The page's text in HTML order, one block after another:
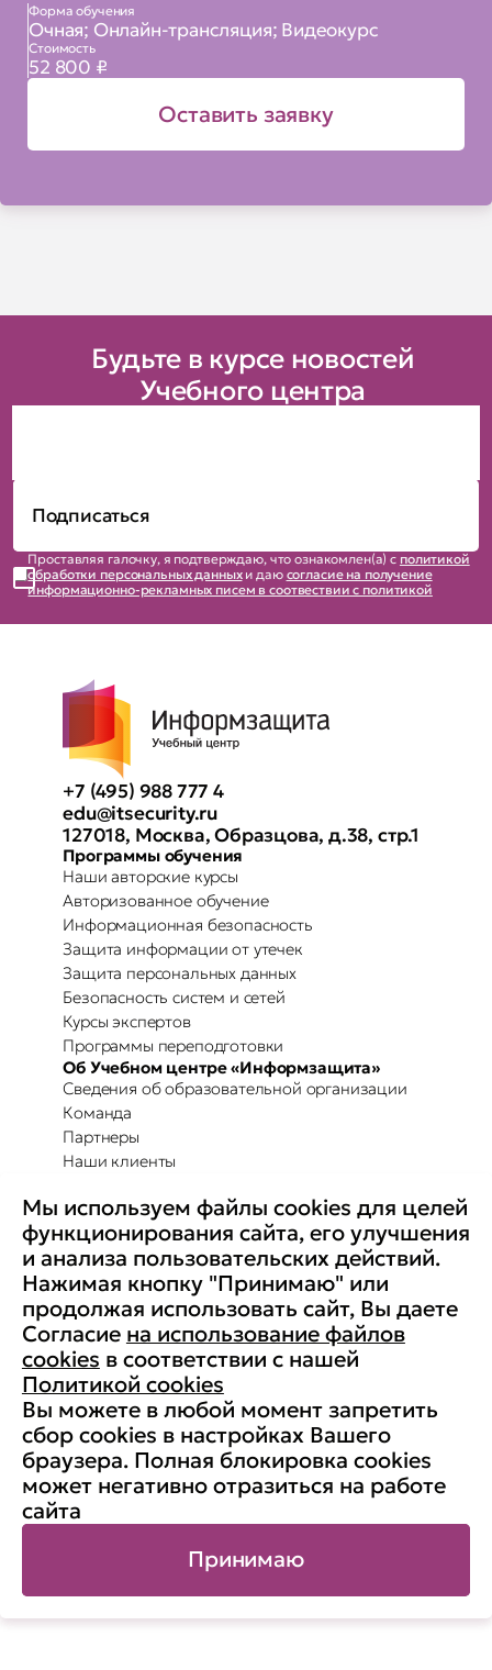
Форма обучения
Очная; Онлайн-трансляция; Видеокурс
Стоимость
52 800 ₽
Оставить заявку
Будьте в курсе новостей
Учебного центра
Проставляя галочку, я подтверждаю, что ознакомлен(а) с политикой
обработки персональных данныхи даю согласие на получение
информационно-рекламных писем в соотвествии с политикой
+7 (495) 988 777 4
edu@itsecurity.ru
127018, Москва, Образцова, д.38, стр.1
Программы обучения
Наши авторские курсы
Авторизованное обучение
Информационная безопасность
Защита информации от утечек
Защита персональных данных
Безопасность систем и сетей
Курсы экспертов
Программы переподготовки
Об Учебном центре «Информзащита»
Сведения об образовательной организации
Команда
Партнеры
Наши клиенты
Повышение осведомленности
Партнерство с Secure-T
Преимущества для бизнеса
Комплексные программы
Контакты
Медиа
Вакансии
Реквизиты
Старая версия сайта
© АНО ДПО «Учебный центр
«Информзащита», 1998-2026. ИНН:
7704190833, ОГРН: 1037700132788
Публичная оферта
Мы используем файлы cookies для целей
функционирования сайта, его улучшения
и анализа пользовательских действий.
Нажимая кнопку "Принимаю" или
продолжая использовать сайт, Вы даете
Согласие на использование файлов
cookies в соответствии с нашей
Политикой cookies
Вы можете в любой момент запретить
сбор cookies в настройках Вашего
браузера. Полная блокировка cookies
может негативно отразиться на работе
сайта
Принимаю